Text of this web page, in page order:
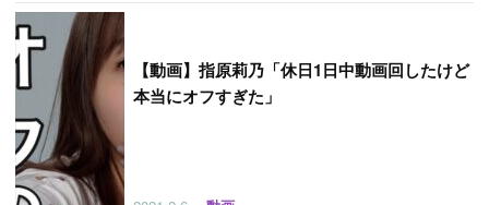
【動画】指原莉乃「休日1日中動画回したけど
本当にオフすぎた」